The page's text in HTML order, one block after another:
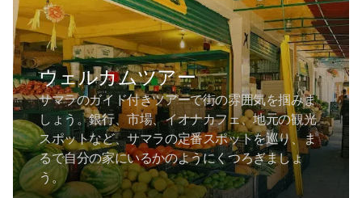
ウェルカムツアー
サマラのガイド付きツアーで街の雰囲気を掴みま
しょう。銀行、市場、イオナカフェ、地元の観光
スポットなど、サマラの定番スポットを巡り、ま
るで自分の家にいるかのようにくつろぎましょ
う。